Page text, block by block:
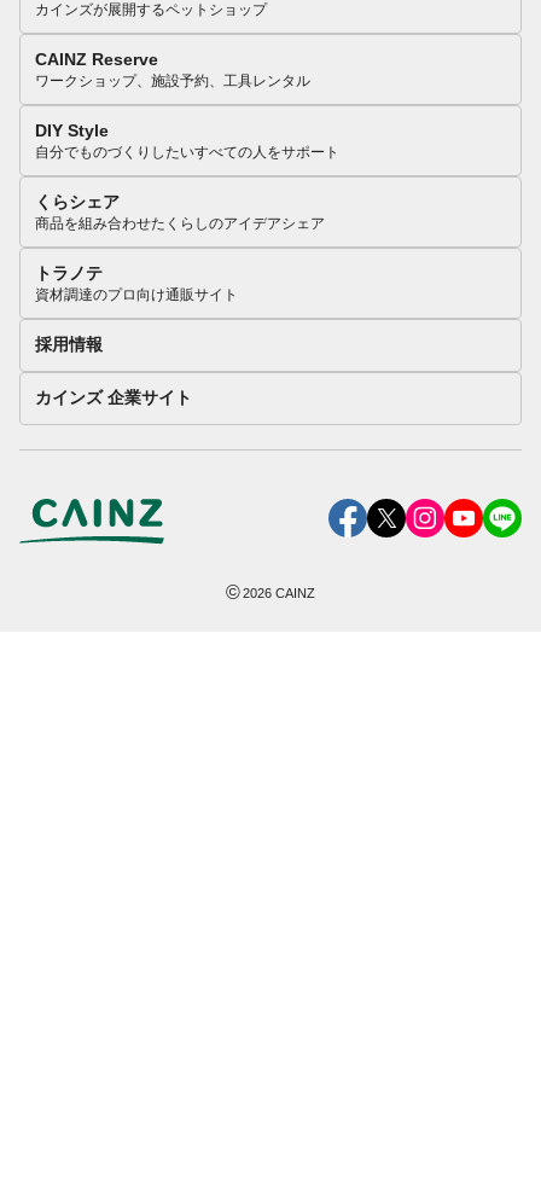
カインズが展開するペットショップ
CAINZ Reserve
ワークショップ、施設予約、工具レンタル
DIY Style
自分でものづくりしたいすべての人をサポート
くらシェア
商品を組み合わせたくらしのアイデアシェア
トラノテ
資材調達のプロ向け通販サイト
採用情報
カインズ 企業サイト
©2026 CAINZ